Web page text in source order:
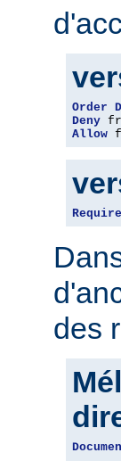
Order
Deny
Allow
Require
des